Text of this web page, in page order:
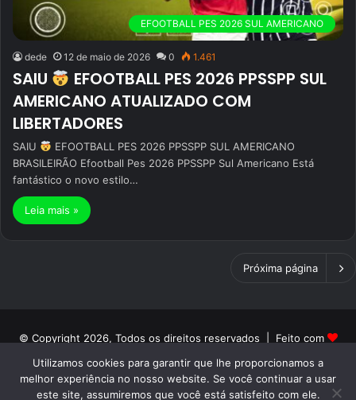
EFOOTBALL PES 2026 SUL AMERICANO
dede 12 de maio de 2026 0 1.461
SAIU
EFOOTBALL PES 2026 PPSSPP SUL
AMERICANO ATUALIZADO COM
LIBERTADORES
SAIU
EFOOTBALL PES 2026 PPSSPP SUL AMERICANO
BRASILEIRÃO Efootball Pes 2026 PPSSPP Sul Americano Está
fantástico o novo estilo…
Leia mais »
Próxima página
© Copyright 2026, Todos os direitos reservados | Feito com
por Patrick PH | Orgulhosamente hospedado por ON NETWORK
Início
Termos de Uso Politica de Privacidade
Utilizamos cookies para garantir que lhe proporcionamos a
melhor experiência no nosso website. Se você continuar a usar
este site, assumiremos que você está satisfeito com ele.